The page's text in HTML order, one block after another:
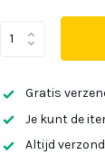
Gratis
Je kunt de
Altijd